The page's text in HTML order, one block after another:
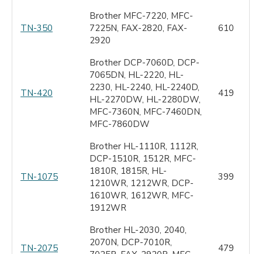
TN-350
Brother MFC-7220, MFC-
7225N, FAX-2820, FAX-
2920
610
TN-420
Brother DCP-7060D, DCP-
7065DN, HL-2220, HL-
2230, HL-2240, HL-2240D,
HL-2270DW, HL-2280DW,
MFC-7360N, MFC-7460DN,
MFC-7860DW
419
TN-1075
Brother HL-1110R, 1112R,
DCP-1510R, 1512R, MFC-
1810R, 1815R, HL-
1210WR, 1212WR, DCP-
1610WR, 1612WR, MFC-
1912WR
399
TN-2075
Brother HL-2030, 2040,
2070N, DCP-7010R,
479